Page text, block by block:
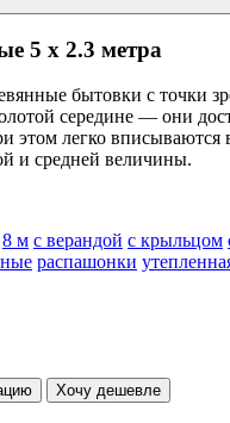
5 х 2.3 метра
бытовки с точки
середине — они
этом легко вписываются
и средней величины.
8 м с верандой с крыльцом
распашонки
Хочу дешевле